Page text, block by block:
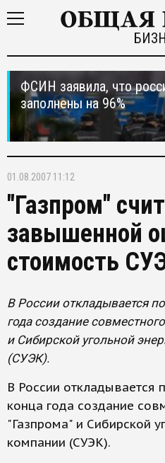
ФСИН заявила, что
заполнены на 96%
01.08.2007 11:12
"Газпром"
завышенной
стоимость
В России откладывается
года создание
и Сибирской угольной
(СУЭК).
В России
конца года создание
"Газпрома" и Сибирской
компании (СУЭК).